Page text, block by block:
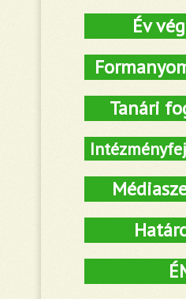
Év
Tanári